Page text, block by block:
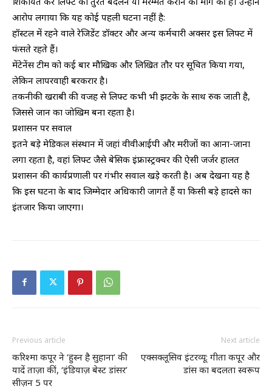
आरोप लगाया कि यह कोई पहली घटना नहीं है:
​हॉस्टल में रहने वाले रेजिडेंट डॉक्टर और अन्य कर्मचारी अक्सर इस लिफ्ट में
फंसते रहते हैं।
​मेंटेनेंस टीम को कई बार मौखिक और लिखित तौर पर सूचित किया गया,
लेकिन लापरवाही बरकरार है।
​तकनीकी खराबी की वजह से लिफ्ट कभी भी झटके के साथ रुक जाती है,
जिससे जान का जोखिम बना रहता है।
​प्रशासन पर सवाल
​इतने बड़े मेडिकल संस्थान में जहां वीवीआईपी और मरीजों का आना-जाना
लगा रहता है, वहां लिफ्ट जैसे बेसिक इंफ्रास्ट्रक्चर की ऐसी जर्जर हालत
प्रशासन की कार्यप्रणाली पर गंभीर सवाल खड़े करती है। अब देखना यह है
कि इस घटना के बाद जिम्मेदार अधिकारी जागते हैं या किसी बड़े हादसे का
इंतजार किया जाएगा।
Previous article
करिश्मा कपूर ने ‘हुस्न है सुहाना’ की
यादें ताज़ा कीं, ‘इंडियाज़ बेस्ट डांसर’
सीज़न 5 पर
Next article
एक्सक्लूसिव इंटरव्यू: गीता कपूर और
डांस का बदलता स्वरूप